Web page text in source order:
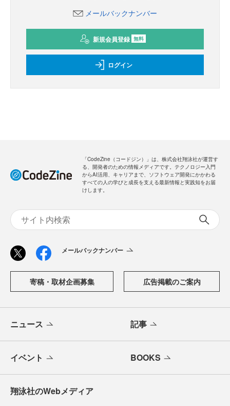
メールバックナンバー
新規会員登録 無料
ログイン
「CodeZine（コードジン）」は、株式会社翔泳社が運営す
る、開発者のための情報メディアです。テクノロジー入門
からAI活用、キャリアまで、ソフトウェア開発にかかわる
すべての人の学びと成長を支える最新情報と実践知をお届
けします。
メールバックナンバー
寄稿・取材企画募集 広告掲載のご案内
ニュース 記事
イベント BOOKS
翔泳社のWebメディア